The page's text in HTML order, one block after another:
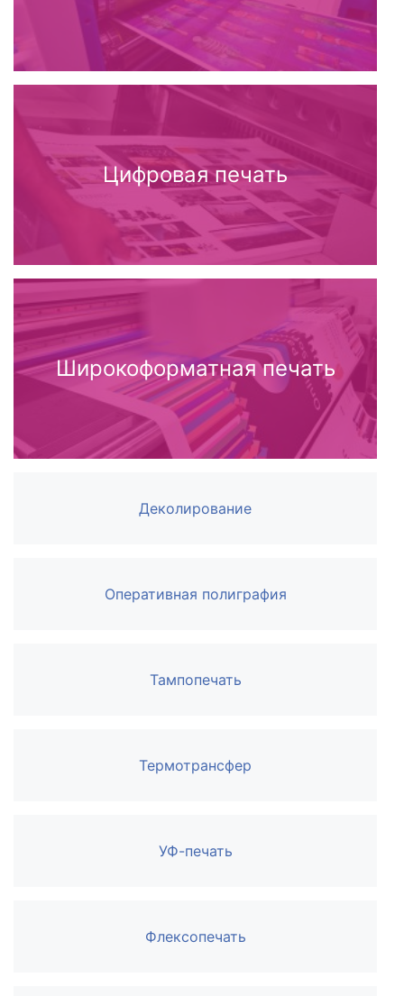
Цифровая печать
Широкоформатная печать
Деколирование
Оперативная полиграфия
Тампопечать
Термотрансфер
УФ-печать
Флексопечать